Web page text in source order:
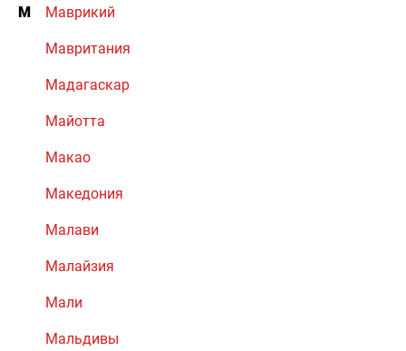
М Маврикий
Мавритания
Мадагаскар
Майотта
Макао
Македония
Малави
Малайзия
Мали
Мальдивы